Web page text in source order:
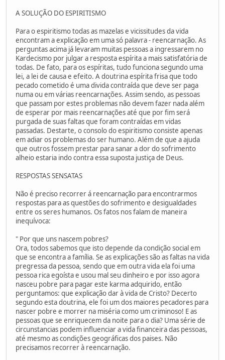
A SOLUÇÃO DO ESPIRITISMO
Para o espiritismo todas as mazelas e vicissitudes da vida
encontram a explicação em uma só palavra - reencarnação. As
perguntas acima já levaram muitas pessoas a ingressarem no
Kardecismo por julgar a resposta espírita a mais satisfatória de
todas. De fato, para os espíritas, tudo funciona segundo uma
lei, a lei de causa e efeito. A doutrina espírita frisa que todo
pecado cometido é uma divida contraída que deve ser paga
numa ou em várias reencarnações. Assim sendo, as pessoas
que passam por estes problemas não devem fazer nada além
de esperar por mais reencarnações até que por fim será
purgada de suas faltas que foram contraídas em vidas
passadas. Destarte, o consolo do espiritismo consiste apenas
em adiar os problemas do ser humano. Além de que a ajuda
que outros fossem prestar para sanar a dor do sofrimento
alheio estaria indo contra essa suposta justiça de Deus.
RESPOSTAS SENSATAS
Não é preciso recorrer á reencarnação para encontrarmos
respostas para as questões do sofrimento e desigualdades
entre os seres humanos. Os fatos nos falam de maneira
inequívoca:
" Por que uns nascem pobres?
Ora, todos sabemos que isto depende da condição social em
que se encontra a família. Se as explicações são as faltas na vida
pregressa da pessoa, sendo que em outra vida ela foi uma
pessoa rica egoísta e usou mal seu dinheiro e por isso agora
nasceu pobre para pagar este karma adquirido, então
perguntamos: que explicação dar à vida de Cristo? Decerto
segundo esta doutrina, ele foi um dos maiores pecadores para
nascer pobre e morrer na miséria como um criminoso! E as
pessoas que se enriquecem da noite para o dia? Uma série de
circunstancias podem influenciar a vida financeira das pessoas,
até mesmo as condições geográficas dos paises. Não
precisamos recorrer à reencarnação.